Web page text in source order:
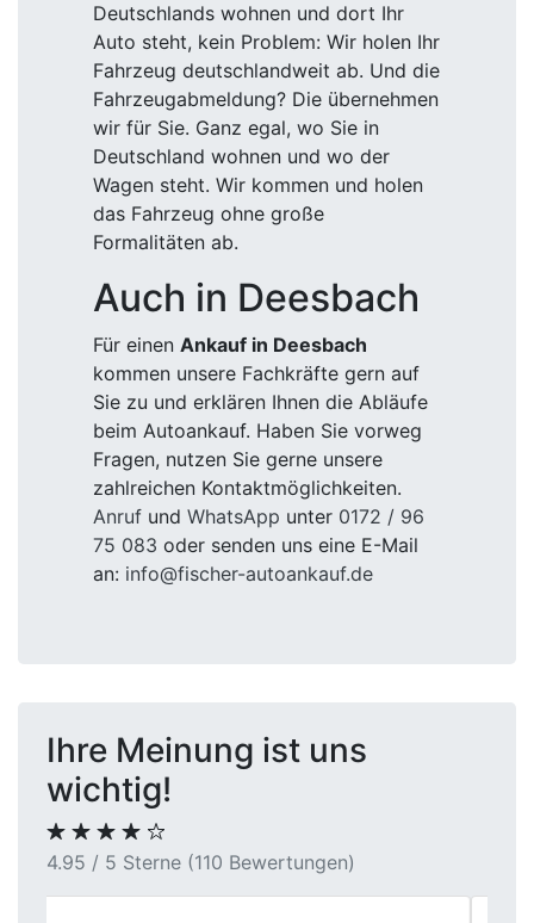
Deutschlands wohnen und dort Ihr
Auto steht, kein Problem: Wir holen Ihr
Fahrzeug deutschlandweit ab. Und die
Fahrzeugabmeldung? Die übernehmen
wir für Sie. Ganz egal, wo Sie in
Deutschland wohnen und wo der
Wagen steht. Wir kommen und holen
das Fahrzeug ohne große
Formalitäten ab.
Auch in Deesbach
Für einen Ankauf in Deesbach
kommen unsere Fachkräfte gern auf
Sie zu und erklären Ihnen die Abläufe
beim Autoankauf. Haben Sie vorweg
Fragen, nutzen Sie gerne unsere
zahlreichen Kontaktmöglichkeiten.
Anruf und WhatsApp unter 0172 / 96
75 083 oder senden uns eine E-Mail
an: info@fischer-autoankauf.de
Ihre Meinung ist uns
wichtig!
4.95 / 5 Sterne (110 Bewertungen)